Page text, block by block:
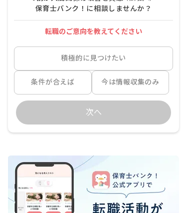
保育士バンク！に相談しませんか？
転職のご意向を教えてください
積極的に見つけたい
条件が合えば 今は情報収集のみ
次へ